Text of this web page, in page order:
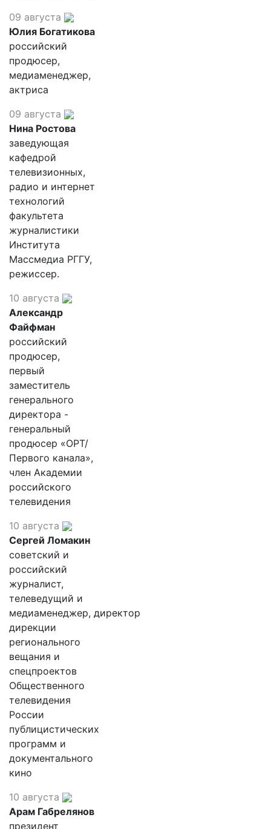
09 августа
Юлия Богатикова
российский
продюсер,
медиаменеджер,
актриса
09 августа
Нина Ростова
заведующая
кафедрой
телевизионных,
радио и интернет
технологий
факультета
журналистики
Института
Массмедиа РГГУ,
режиссер.
10 августа
Александр
Файфман
российский
продюсер,
первый
заместитель
генерального
директора -
генеральный
продюсер «ОРТ/
Первого канала»,
член Академии
российского
телевидения
10 августа
Сергей Ломакин
советский и
российский
журналист,
телеведущий и
медиаменеджер, директор
дирекции
регионального
вещания и
спецпроектов
Общественного
телевидения
России
публицистических
программ и
документального
кино
10 августа
Арам Габрелянов
президент